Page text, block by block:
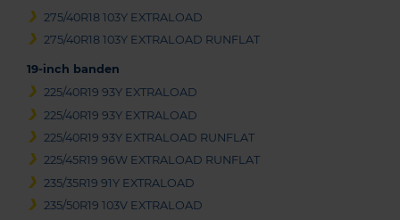
275/40R18 103Y EXTRALOAD
275/40R18 103Y EXTRALOAD RUNFLAT
19-inch banden
225/40R19 93Y EXTRALOAD
225/40R19 93Y EXTRALOAD
225/40R19 93Y EXTRALOAD RUNFLAT
225/45R19 96W EXTRALOAD RUNFLAT
235/35R19 91Y EXTRALOAD
235/50R19 103V EXTRALOAD